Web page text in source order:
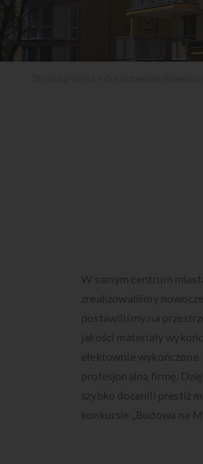
W samym centrum
zrealizowaliśmy
postawiliśmy na
jakości materiały
efektownie
profesjonalną firmę.
szybko docenili prestiż
konkursie „Budowa na